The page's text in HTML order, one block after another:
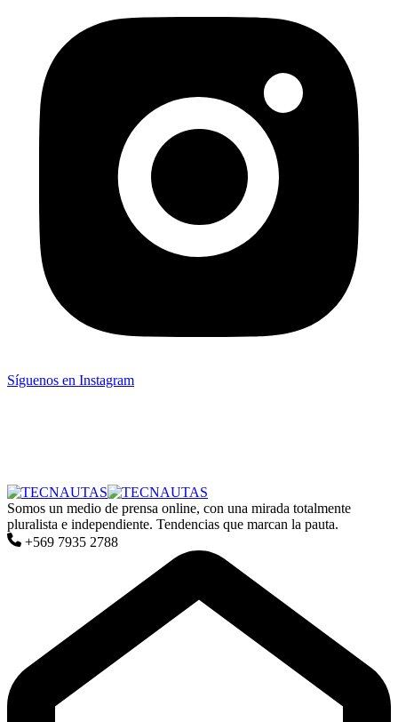
Síguenos en Instagram
Somos un medio de prensa online, con una mirada totalmente
pluralista e independiente. Tendencias que marcan la pauta.
+569 7935 2788